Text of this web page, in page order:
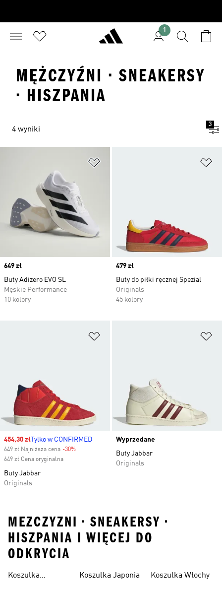
1
MĘŻCZYŹNI · SNEAKERSY
· HISZPANIA
4 wyniki
3
Price
649 zł
Buty Adizero EVO SL
Męskie Performance
10 kolory
Price
479 zł
Buty do piłki ręcznej Spezial
Originals
45 kolory
Sale price
454,30 zł Tylko w CONFIRMED
649 zł Najniższa cena -30%
649 zł Cena oryginalna
Buty Jabbar
Originals
Wyprzedane
Buty Jabbar
Originals
MEZCZYZNI • SNEAKERSY •
HISZPANIA I WIĘCEJ DO
ODKRYCIA
Koszulka
Koszulka Japonia Koszulka Włochy